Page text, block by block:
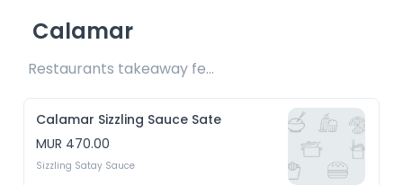
Calamar
Restaurants takeaway fee Rs20 included
Calamar Sizzling Sauce Sate
MUR 470.00
Sizzling Satay Sauce